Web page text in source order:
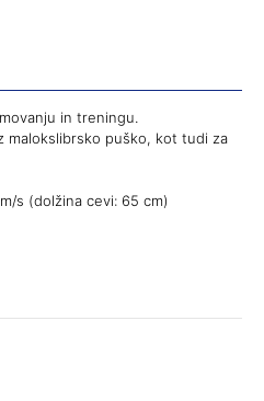
in treningu.
malokslibrsko puško, kot tudi za
s (dolžina cevi: 65 cm)